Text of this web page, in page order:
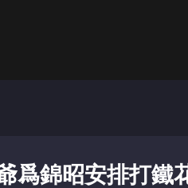
爲錦昭安排打鐵